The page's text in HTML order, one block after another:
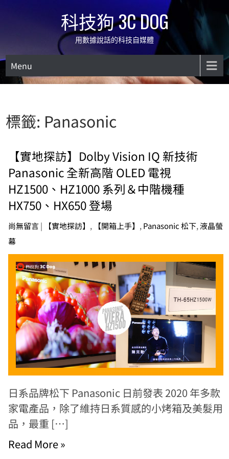
科技狗 3C DOG
用數據說話的科技自媒體
Menu
標籤: Panasonic
【實地探訪】Dolby Vision IQ 新技術
Panasonic 全新高階 OLED 電視
HZ1500、HZ1000 系列＆中階機種
HX750、HX650 登場
尚無留言| 【實地探訪】 , 【開箱上手】 , Panasonic 松下,液晶螢
幕
日系品牌松下 Panasonic 日前發表 2020 年多款
家電產品，除了維持日系質感的小烤箱及美髮用
品，最重 […]
Read More »